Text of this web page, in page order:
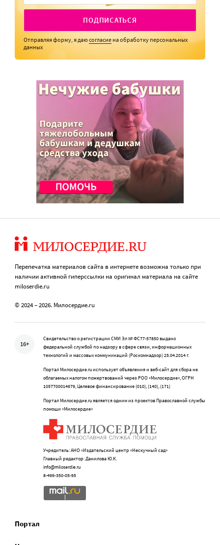
ПОДПИСАТЬСЯ
Отправляя форму, я даюсогласие на обработку персональных
данных
Перепечатка материалов сайта в интернете возможна только при
наличии активной гиперссылки на оригинал материала на сайте
miloserdie.ru
© 2024 – 2026. Милосердие.ru
16+
Свидетельство о регистрации СМИ Эл № ФС77-57850 выдано
федеральной службой по надзору в сфере связи, информационных
технологий и массовых коммуникаций (Роскомнадзор) 25.04.2014 г.
Портал Милосердие.ru использует объявления и веб-сайт для сбора не
облагаемых налогом пожертвований через РОО «Милосердие», ОГРН
1057700014679, Целевое финансирование (010), (140), (171)
Портал Милосердие.ru является одним из проектов Православной службы
помощи «Милосердие»
Учредитель: АНО «Издательский центр «Нескучный сад»
Главный редактор: Данилова Ю.К.
info@miloserdie.ru
8-499-350-05-95
Портал